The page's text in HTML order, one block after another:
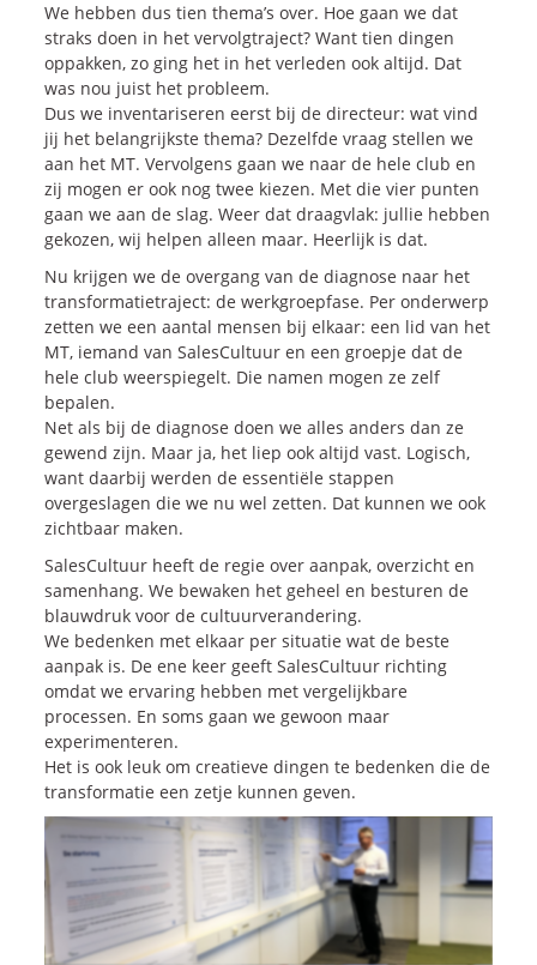
We hebben dus tien thema’s over. Hoe gaan we dat
straks doen in het vervolgtraject? Want tien dingen
oppakken, zo ging het in het verleden ook altijd. Dat
was nou juist het probleem.
Dus we inventariseren eerst bij de directeur: wat vind
jij het belangrijkste thema? Dezelfde vraag stellen we
aan het MT. Vervolgens gaan we naar de hele club en
zij mogen er ook nog twee kiezen. Met die vier punten
gaan we aan de slag. Weer dat draagvlak: jullie hebben
gekozen, wij helpen alleen maar. Heerlijk is dat.
Nu krijgen we de overgang van de diagnose naar het
transformatietraject: de werkgroepfase. Per onderwerp
zetten we een aantal mensen bij elkaar: een lid van het
MT, iemand van SalesCultuur en een groepje dat de
hele club weerspiegelt. Die namen mogen ze zelf
bepalen.
Net als bij de diagnose doen we alles anders dan ze
gewend zijn. Maar ja, het liep ook altijd vast. Logisch,
want daarbij werden de essentiële stappen
overgeslagen die we nu wel zetten. Dat kunnen we ook
zichtbaar maken.
SalesCultuur heeft de regie over aanpak, overzicht en
samenhang. We bewaken het geheel en besturen de
blauwdruk voor de cultuurverandering.
We bedenken met elkaar per situatie wat de beste
aanpak is. De ene keer geeft SalesCultuur richting
omdat we ervaring hebben met vergelijkbare
processen. En soms gaan we gewoon maar
experimenteren.
Het is ook leuk om creatieve dingen te bedenken die de
transformatie een zetje kunnen geven.